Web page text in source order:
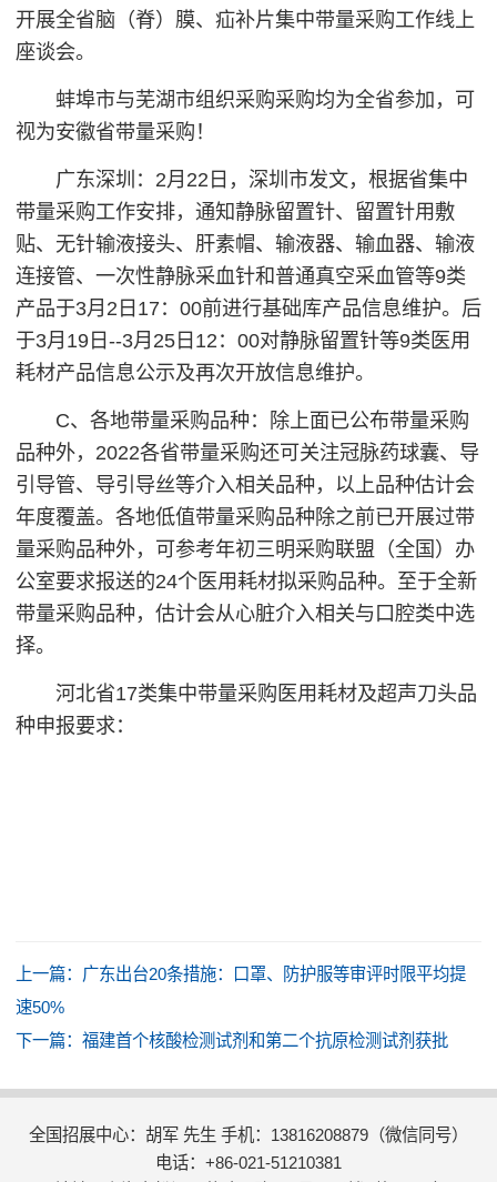
开展全省脑（脊）膜、疝补片集中带量采购工作线上
座谈会。
蚌埠市与芜湖市组织采购采购均为全省参加，可
视为安徽省带量采购！
广东深圳：2月22日，深圳市发文，根据省集中
带量采购工作安排，通知静脉留置针、留置针用敷
贴、无针输液接头、肝素帽、输液器、输血器、输液
连接管、一次性静脉采血针和普通真空采血管等9类
产品于3月2日17：00前进行基础库产品信息维护。后
于3月19日--3月25日12：00对静脉留置针等9类医用
耗材产品信息公示及再次开放信息维护。
C、各地带量采购品种：除上面已公布带量采购
品种外，2022各省带量采购还可关注冠脉药球囊、导
引导管、导引导丝等介入相关品种，以上品种估计会
年度覆盖。各地低值带量采购品种除之前已开展过带
量采购品种外，可参考年初三明采购联盟（全国）办
公室要求报送的24个医用耗材拟采购品种。至于全新
带量采购品种，估计会从心脏介入相关与口腔类中选
择。
河北省17类集中带量采购医用耗材及超声刀头品
种申报要求：
上一篇： 广东出台20条措施：口罩、防护服等审评时限平均提
速50%
下一篇： 福建首个核酸检测试剂和第二个抗原检测试剂获批
全国招展中心：胡军 先生 手机：13816208879（微信同号）
电话：+86-021-51210381